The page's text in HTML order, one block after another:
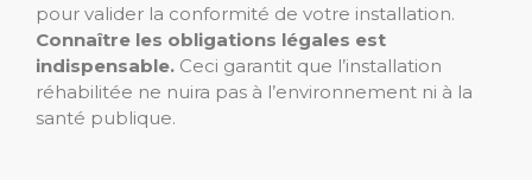
pour valider la conformité de votre installation.
Connaître les obligations légales est
indispensable. Ceci garantit que l’installation
réhabilitée ne nuira pas à l’environnement ni à la
santé publique.